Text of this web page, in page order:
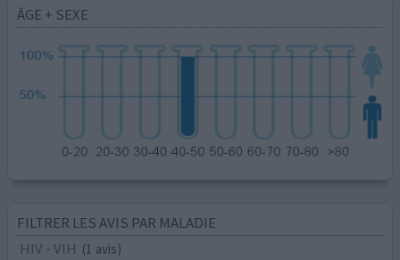
ÂGE + SEXE
FILTRER LES AVIS PAR MALADIE
HIV - VIH (1 avis)